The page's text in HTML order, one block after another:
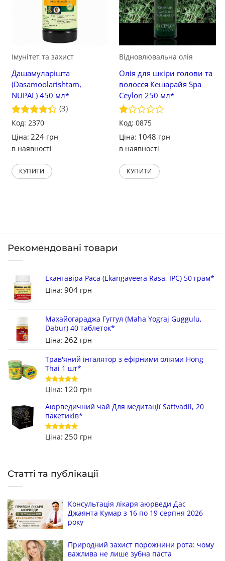
Імунітет та захист
Дашамуларішта
(Dasamoolarishtam,
NUPAL) 450 мл*
Оцінено
5
(3)
Код: 2370
Ціна: 224 грн
в наявності
КУПИТИ
Відновлювальна олія
Олія для шкіри голови та
волосся Кешарайя Spa
Ceylon 250 мл*
Оцінено
1
з
Код: 0875
Ціна: 1048 грн
в наявності
КУПИТИ
Рекомендовані товари
Екангавіра Раса (Ekangaveera Rasa, IPC) 50 грам*
Ціна: 904 грн
Махайогараджа Гуггул (Maha Yograj Guggulu,
Dabur) 40 таблеток*
Ціна: 262 грн
Трав'яний інгалятор з ефірними оліями Hong
Thai 1 шт*
Оцінено в
з 5
Ціна: 120 грн
Аюрведичний чай Для медитації Sattvadil, 20
пакетиків*
Оцінено в
з 5
Ціна: 250 грн
Статті та публікації
Консультація лікаря аюрведи Дас
Джаянта Кумар з 16 по 19 серпня 2026
року
Природний захист порожнини рота: чому
важлива не лише зубна паста